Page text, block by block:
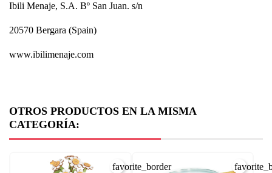
Ibili Menaje, S.A. Bº San Juan. s/n
20570 Bergara (Spain)
www.ibilimenaje.com
OTROS PRODUCTOS EN LA MISMA
CATEGORÍA:
favorite_border